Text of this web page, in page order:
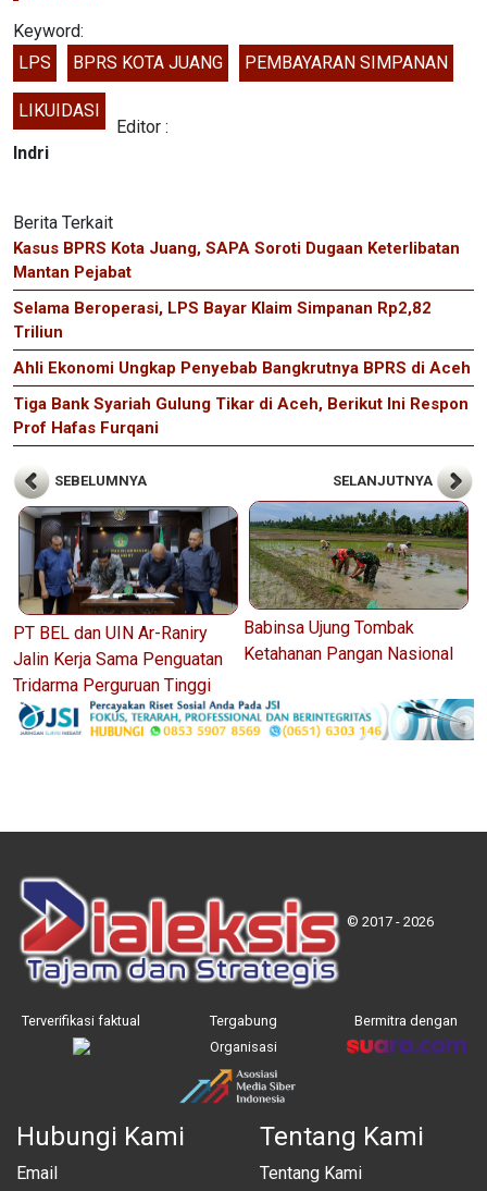
Keyword:
LPS
BPRS KOTA JUANG PEMBAYARAN SIMPANAN
LIKUIDASI
Editor :
Indri
Berita Terkait
Kasus BPRS Kota Juang, SAPA Soroti Dugaan Keterlibatan
Mantan Pejabat
Selama Beroperasi, LPS Bayar Klaim Simpanan Rp2,82
Triliun
Ahli Ekonomi Ungkap Penyebab Bangkrutnya BPRS di Aceh
Tiga Bank Syariah Gulung Tikar di Aceh, Berikut Ini Respon
Prof Hafas Furqani
SEBELUMNYA
PT BEL dan UIN Ar-Raniry
Jalin Kerja Sama Penguatan
Tridarma Perguruan Tinggi
SELANJUTNYA
Babinsa Ujung Tombak
Ketahanan Pangan Nasional
© 2017 - 2026
Terverifikasi faktual
Tergabung
Organisasi
Bermitra dengan
Hubungi Kami
Email
Tentang Kami
Tentang Kami